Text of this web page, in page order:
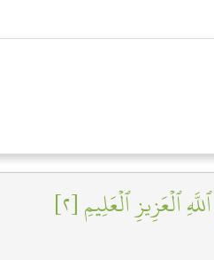
ٱلۡعَزِيزِ ٱلۡعَلِيمِ [٢]